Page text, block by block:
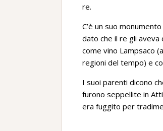
re.
C’è un suo
dato che il re gli aveva
come vino Lampsaco
regioni del tempo) e
I suoi parenti dicono
furono seppellite in
era fuggito per